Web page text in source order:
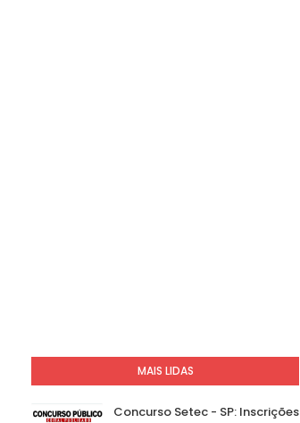
MAIS LIDAS
Concurso Setec - SP: Inscrições